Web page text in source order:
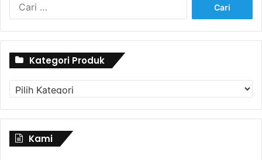
Kategori Produk
Kategori
Produk
Kami